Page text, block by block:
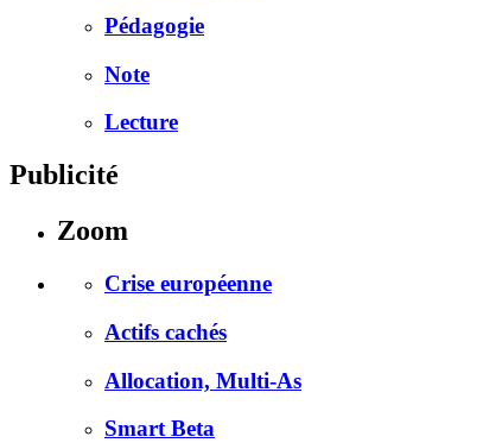
Pédagogie
Note
Lecture
Publicité
Zoom
Crise européenne
Actifs cachés
Allocation, Multi-As
Smart Beta